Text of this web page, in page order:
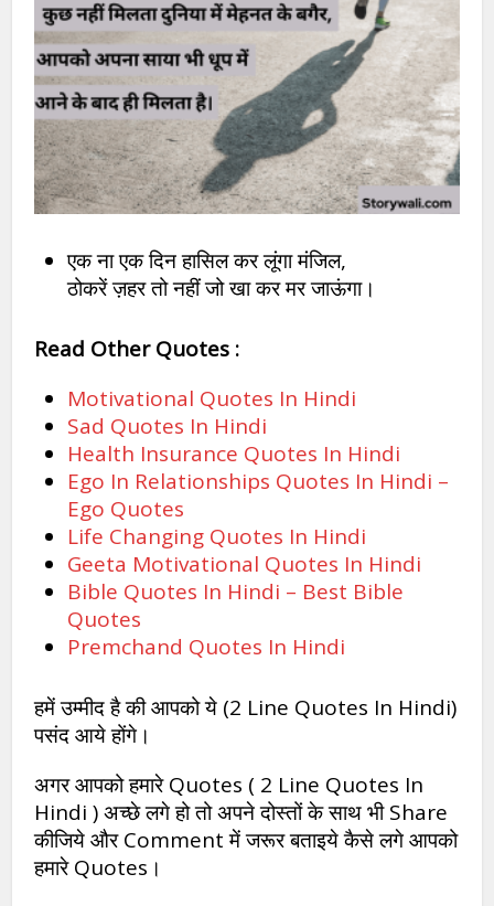
एक ना एक दिन हासिल कर लूंगा मंजिल,
ठोकरें ज़हर तो नहीं जो खा कर मर जाऊंगा।
Read Other Quotes :
Motivational Quotes In Hindi
Sad Quotes In Hindi
Health Insurance Quotes In Hindi
Ego In Relationships Quotes In Hindi –
Ego Quotes
Life Changing Quotes In Hindi
Geeta Motivational Quotes In Hindi
Bible Quotes In Hindi – Best Bible
Quotes
Premchand Quotes In Hindi
हमें उम्मीद है की आपको ये (2 Line Quotes In Hindi)
पसंद आये होंगे।
अगर आपको हमारे Quotes ( 2 Line Quotes In
Hindi ) अच्छे लगे हो तो अपने दोस्तों के साथ भी Share
कीजिये और Comment में जरूर बताइये कैसे लगे आपको
हमारे Quotes।